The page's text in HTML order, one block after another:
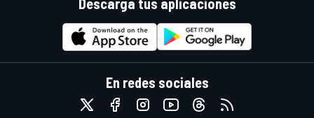
Descarga tus aplicaciones
En redes sociales